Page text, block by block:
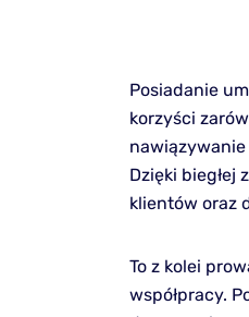
Posiadanie
korzyści
Dzięki biegłej
klientów oraz
To z kolei
współpracy.